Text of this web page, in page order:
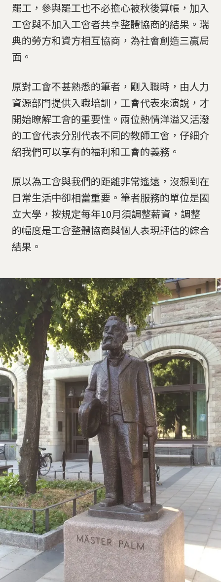
罷工，參與罷工也不必擔心被秋後算帳，加入
工會與不加入工會者共享整體協商的結果。瑞
典的勞方和資方相互協商，為社會創造三贏局
面。
原對工會不甚熟悉的筆者，剛入職時，由人力
資源部門提供入職培訓，工會代表來演說，才
開始瞭解工會的重要性。兩位熱情洋溢又活潑
的工會代表分別代表不同的教師工會，仔細介
紹我們可以享有的福利和工會的義務。
原以為工會與我們的距離非常遙遠，沒想到在
日常生活中卻相當重要。筆者服務的單位是國
立大學，按規定每年10月須調整薪資，調整
的幅度是工會整體協商與個人表現評估的綜合
結果。